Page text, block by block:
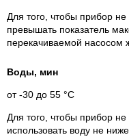
Для того, чтобы прибор
превышать показатель
перекачиваемой насосом
Воды, мин
от -30 до 55 °C
Для того, чтобы прибор
использовать воду не